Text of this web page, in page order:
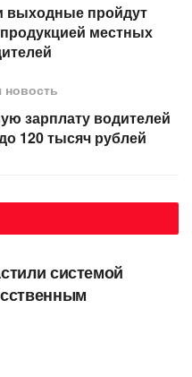
выходные пройдут
местных
зарплату водителей
120 тысяч рублей
системой